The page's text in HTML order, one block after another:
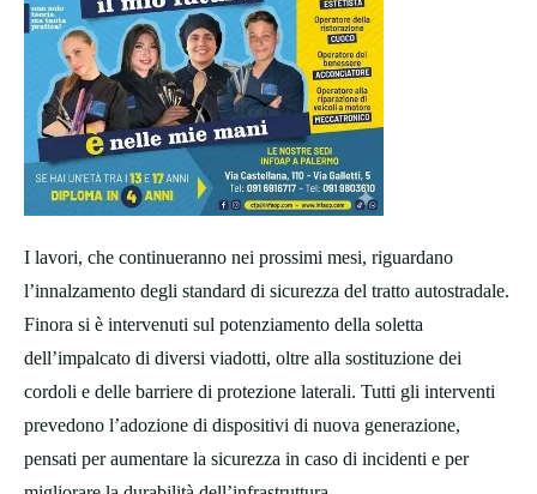
I lavori, che continueranno nei prossimi mesi, riguardano
l’innalzamento degli standard di sicurezza del tratto autostradale.
Finora si è intervenuti sul potenziamento della soletta
dell’impalcato di diversi viadotti, oltre alla sostituzione dei
cordoli e delle barriere di protezione laterali. Tutti gli interventi
prevedono l’adozione di dispositivi di nuova generazione,
pensati per aumentare la sicurezza in caso di incidenti e per